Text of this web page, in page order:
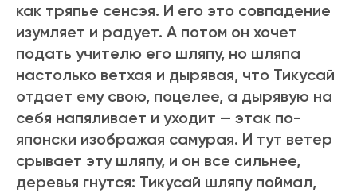
как тряпье сенсэя. И его это совпадение
изумляет и радует. А потом он хочет
подать учителю его шляпу, но шляпа
настолько ветхая и дырявая, что Тикусай
отдает ему свою, поцелее, а дырявую на
себя напяливает и уходит — этак по-
японски изображая самурая. И тут ветер
срывает эту шляпу, и он все сильнее,
деревья гнутся: Тикусай шляпу поймал,